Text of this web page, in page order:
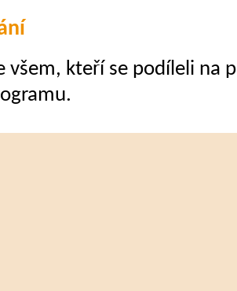
všem, kteří se podíleli na